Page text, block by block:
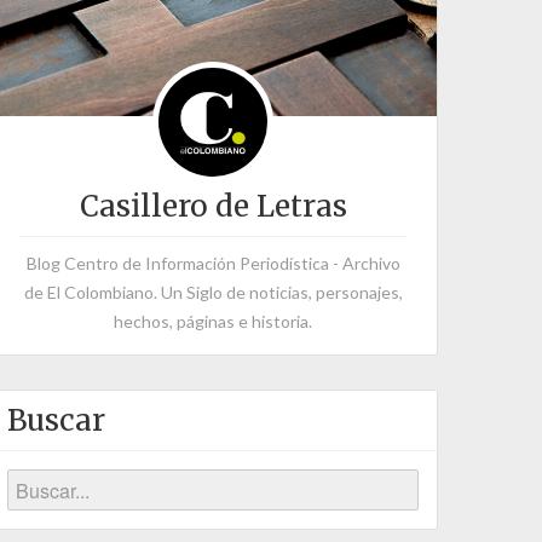
Casillero de Letras
Blog Centro de Información Periodística - Archivo
de El Colombiano. Un Siglo de noticias, personajes,
hechos, páginas e historia.
Buscar